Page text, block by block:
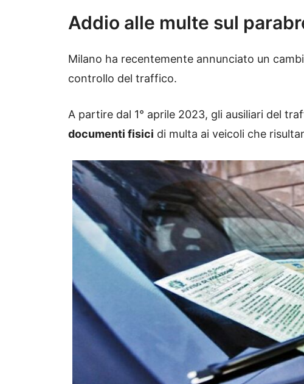
Addio alle multe sul
Milano ha recentemente annunciato un
controllo del traffico.
A partire dal 1° aprile 2023, gli ausiliari del
documenti fisici di multa ai veicoli che